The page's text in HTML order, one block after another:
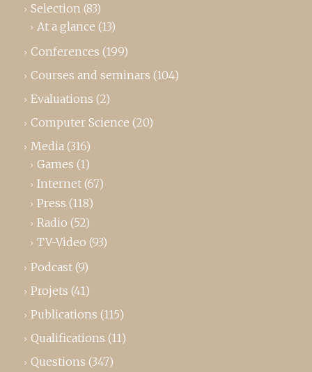
Selection (83)
At a glance (13)
Conferences (199)
Courses and seminars (104)
Evaluations (2)
Computer Science (20)
Media (316)
Games (1)
Internet (67)
Press (118)
Radio (52)
TV-Video (93)
Podcast (9)
Projets (41)
Publications (115)
Qualifications (11)
Questions (347)